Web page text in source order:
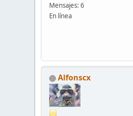
Mensajes: 6
En línea
Alfonscx